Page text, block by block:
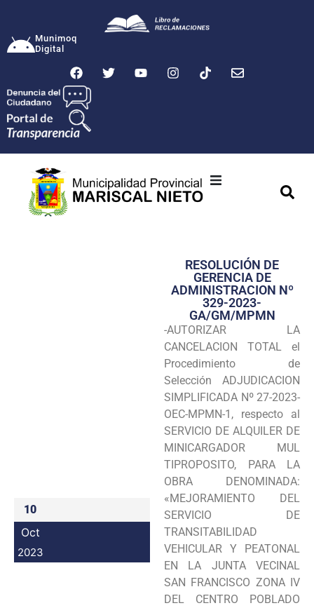
Munimoq
Digital
Transparencia
Seguridad
Programas
Intranet
10
Oct
2023
RESOLUCIÓN DE
GERENCIA DE
ADMINISTRACION Nº
329-2023-
GA/GM/MPMN
-AUTORIZAR LA
CANCELACION TOTAL el
Procedimiento de
Selección ADJUDICACION
SIMPLIFICADA Nº 27-2023-
OEC-MPMN-1, respecto al
SERVICIO DE ALQUILER DE
MINICARGADOR MUL
TIPROPOSITO, PARA LA
OBRA DENOMINADA:
«MEJORAMIENTO DEL
SERVICIO DE
TRANSITABILIDAD
VEHICULAR Y PEATONAL
EN LA JUNTA VECINAL
SAN FRANCISCO ZONA IV
DEL CENTRO POBLADO